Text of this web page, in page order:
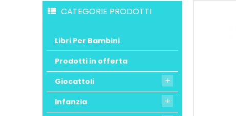
CATEGORIE PRODOTTI
Libri Per Bambini
Prodotti in offerta
Giocattoli 
Infanzia 